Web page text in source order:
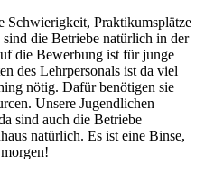
Schwierigkeit, Praktikumsplätze
die Betriebe natürlich in der
die Bewerbung ist für junge
des Lehrpersonals ist da viel
nötig. Dafür benötigen sie
Unsere Jugendlichen
sind auch die Betriebe
natürlich. Es ist eine Binse,